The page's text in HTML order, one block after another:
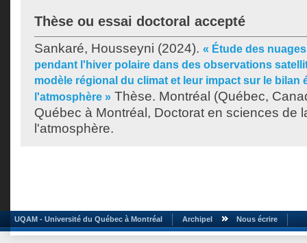
Thèse ou essai doctoral accepté
Sankaré, Housseyni (2024). « Étude des
pendant l'hiver polaire dans des observations
modèle régional du climat et leur impact sur le bilan
l'atmosphère » Thèse. Montréal (Québec,
Québec à Montréal, Doctorat en sciences de
l'atmosphère.
UQAM - Université du Québec à Montréal Archipel Nous écrire